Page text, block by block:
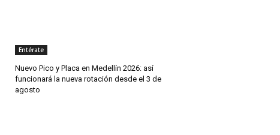
Entérate
Nuevo Pico y Placa en Medellín 2026: así
funcionará la nueva rotación desde el 3 de
agosto